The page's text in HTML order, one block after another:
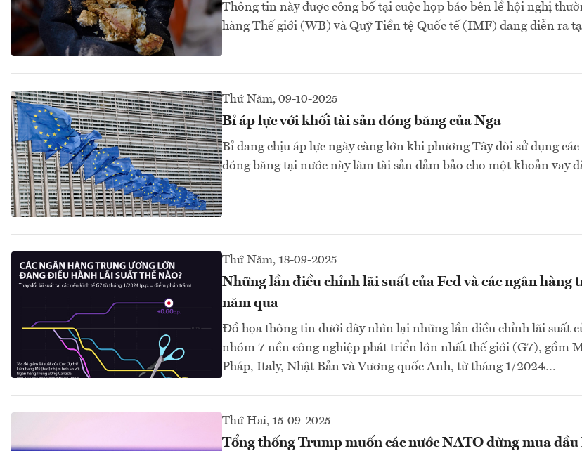
Thông tin này được công bố tại cuộc họp báo bên lề hội nghị
hàng Thế giới (WB) và Quỹ Tiền tệ Quốc tế (IMF) đang diễn ra
Thứ Năm, 09-10-2025
Bỉ áp lực với khối tài sản đóng băng của Nga
Bỉ đang chịu áp lực ngày càng lớn khi phương Tây đòi sử dụng
đóng băng tại nước này làm tài sản đảm bảo cho một khoản vay
Thứ Năm, 18-09-2025
Những lần điều chỉnh lãi suất của Fed và các ngân hàng
năm qua
Đồ họa thông tin dưới đây nhìn lại những lần điều chỉnh lãi suất
nhóm 7 nền công nghiệp phát triển lớn nhất thế giới (G7), gồm
Pháp, Italy, Nhật Bản và Vương quốc Anh, từ tháng 1/2024…
Thứ Hai, 15-09-2025
Tổng thống Trump muốn các nước NATO dừng mua